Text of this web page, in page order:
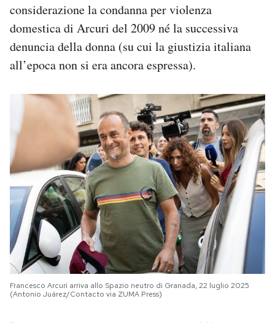
considerazione la condanna per violenza
domestica di Arcuri del 2009 né la successiva
denuncia della donna (su cui la giustizia italiana
all’epoca non si era ancora espressa).
Francesco Arcuri arriva allo Spazio neutro di Granada, 22 luglio 2025
(Antonio Juárez/Contacto via ZUMA Press)